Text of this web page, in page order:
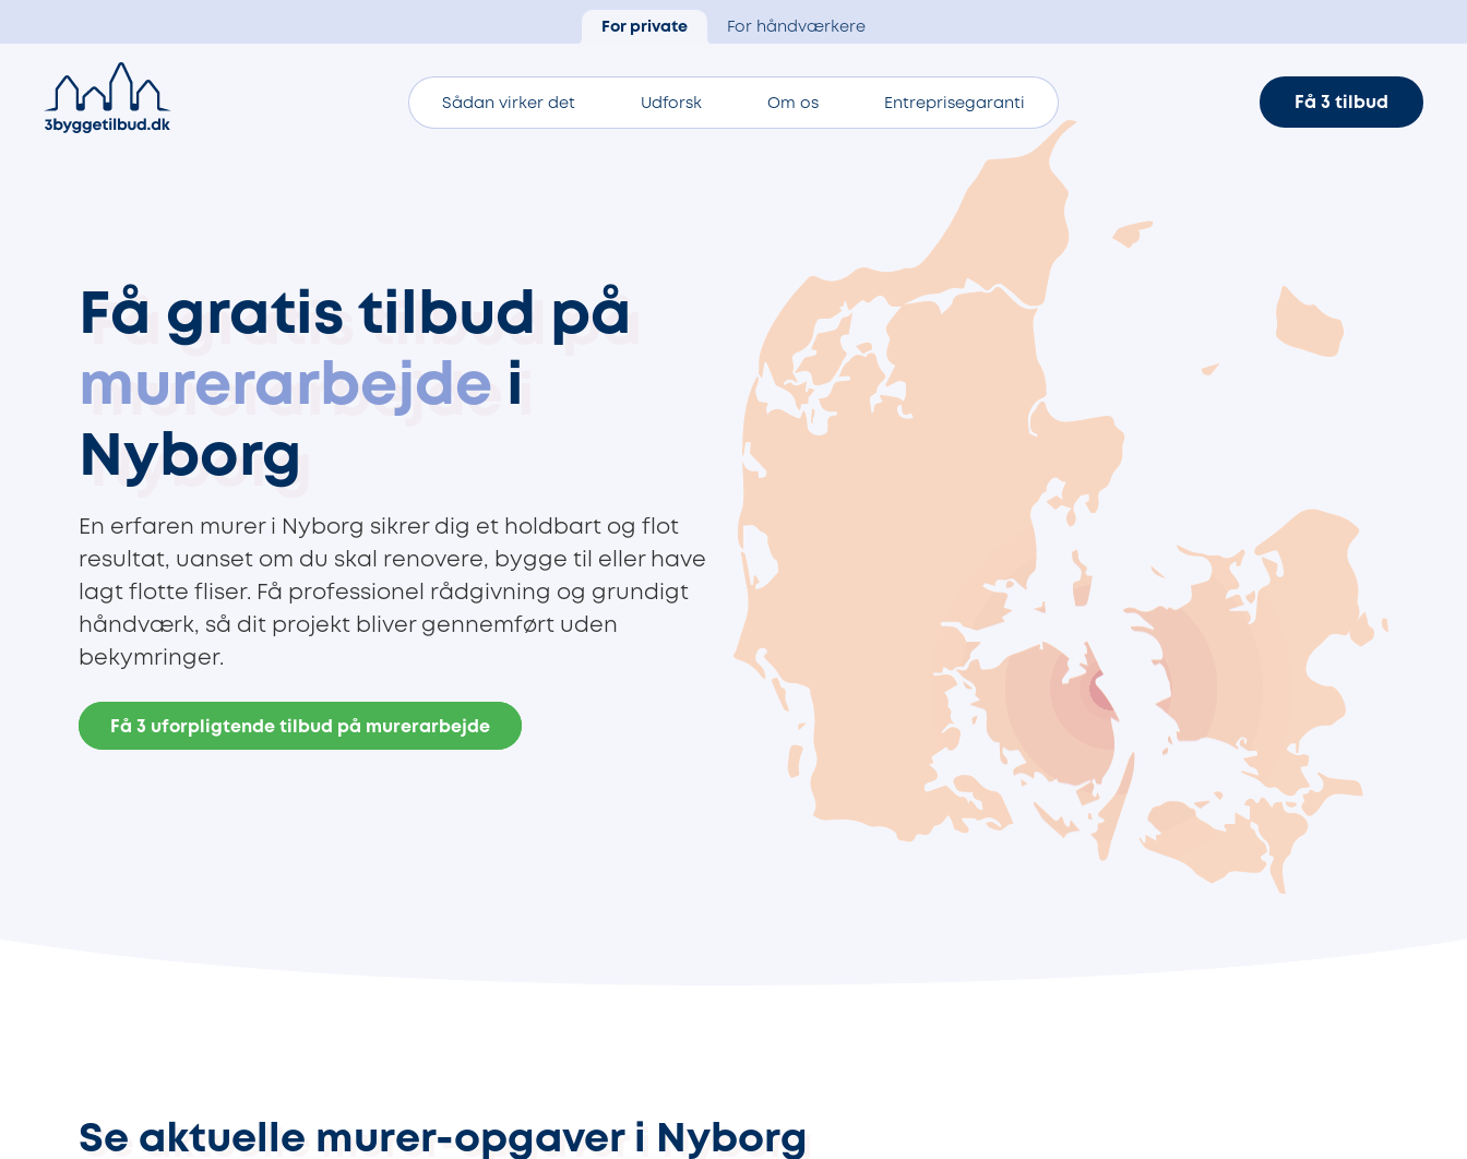
For private For håndværkere
Sådan virker det Udforsk Om os Entreprisegaranti Få 3 tilbud
Få gratis tilbud på
murerarbejde i
Nyborg
En erfaren murer i Nyborg sikrer dig et holdbart og flot
resultat, uanset om du skal renovere, bygge til eller have
lagt flotte fliser. Få professionel rådgivning og grundigt
håndværk, så dit projekt bliver gennemført uden
bekymringer.
Få 3 uforpligtende tilbud på murerarbejde
Se aktuelle murer-opgaver i Nyborg